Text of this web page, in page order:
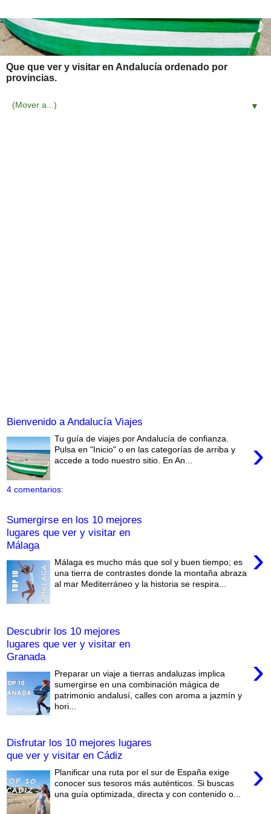
Que que ver y visitar en Andalucía ordenado por
provincias.
▼
Bienvenido a Andalucía Viajes
›
Tu guía de viajes por Andalucía de confianza.
Pulsa en "Inicio" o en las categorías de arriba y
accede a todo nuestro sitio. En An...
4 comentarios:
Sumergirse en los 10 mejores
lugares que ver y visitar en
Málaga
›
Málaga es mucho más que sol y buen tiempo; es
una tierra de contrastes donde la montaña abraza
al mar Mediterráneo y la historia se respira...
Descubrir los 10 mejores
lugares que ver y visitar en
Granada
›
Preparar un viaje a tierras andaluzas implica
sumergirse en una combinación mágica de
patrimonio andalusí, calles con aroma a jazmín y
hori...
Disfrutar los 10 mejores lugares
que ver y visitar en Cádiz
›
Planificar una ruta por el sur de España exige
conocer sus tesoros más auténticos. Si buscas
una guía optimizada, directa y con contenido o...